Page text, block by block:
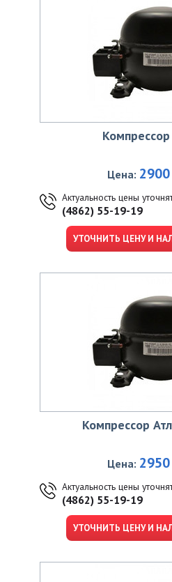
Цена:
Актуальность цены
(4862) 55-19-19
УТОЧНИТЬ ЦЕНУ И
Компрессор
Цена:
Актуальность цены
(4862) 55-19-19
УТОЧНИТЬ ЦЕНУ И